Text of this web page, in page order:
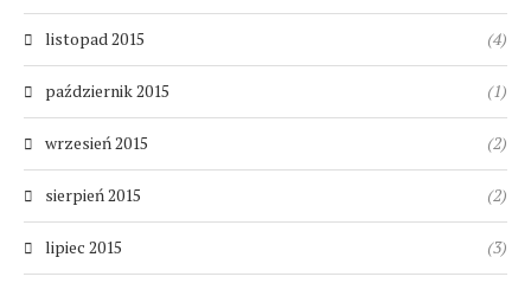
listopad 2015 (4)
październik 2015 (1)
wrzesień 2015 (2)
sierpień 2015 (2)
lipiec 2015 (3)